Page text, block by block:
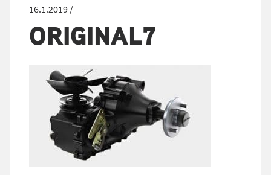
16.1.2019 /
ORIGINAL7